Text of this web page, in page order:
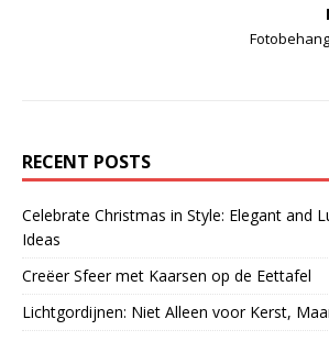
RECENT POSTS
Celebrate Christmas in Style: Elegant and
Ideas
Creëer Sfeer met Kaarsen op de Eettafel
Lichtgordijnen: Niet Alleen voor Kerst,